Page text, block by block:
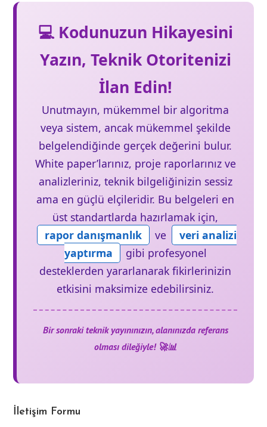
💻 Kodunuzun Hikayesini
Yazın, Teknik Otoritenizi
İlan Edin!
Unutmayın, mükemmel bir algoritma
veya sistem, ancak mükemmel şekilde
belgelendiğinde gerçek değerini bulur.
White paper’larınız, proje raporlarınız ve
analizleriniz, teknik bilgeliğinizin sessiz
ama en güçlü elçileridir. Bu belgeleri en
üst standartlarda hazırlamak için,
rapor danışmanlık
ve
veri analizi
yaptırma
gibi profesyonel
desteklerden yararlanarak fikirlerinizin
etkisini maksimize edebilirsiniz.
Bir sonraki teknik yayınınızın, alanınızda referans
olması dileğiyle! 🚀📊
İletişim Formu